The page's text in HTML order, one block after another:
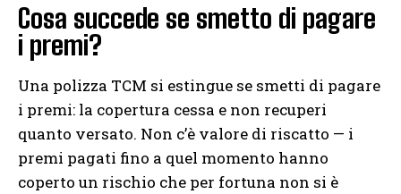
Cosa succede se smetto di pagare
i premi?
Una polizza TCM si estingue se smetti di pagare
i premi: la copertura cessa e non recuperi
quanto versato. Non c’è valore di riscatto — i
premi pagati fino a quel momento hanno
coperto un rischio che per fortuna non si è